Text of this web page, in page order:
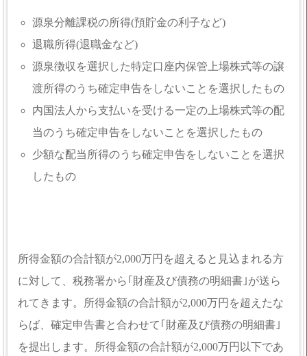
源泉分離課税の所得(預貯金の利子など)
退職所得(退職金など)
源泉徴収を選択した特定口座内保管上場株式等の譲
渡所得のうち確定申告をしないことを選択したもの
内国法人から支払いを受ける一定の上場株式等の配
当のうち確定申告をしないことを選択したもの
少額な配当所得のうち確定申告をしないことを選択
したもの
所得金額の合計額が2,000万円を超えると見込まれる方
に対して、税務署から｢財産及び債務の明細書｣が送ら
れてきます。所得金額の合計額が2,000万円を超えたな
らば、確定申告書と合わせて｢財産及び債務の明細書｣
を提出します。所得金額の合計額が2,000万円以下であ